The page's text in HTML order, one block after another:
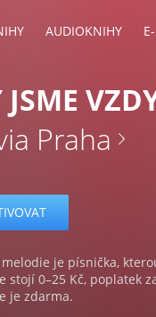
AUDIOKNIHY
JSME
Praha
je písnička,
stojí 0–25 Kč, poplatek
je zdarma.